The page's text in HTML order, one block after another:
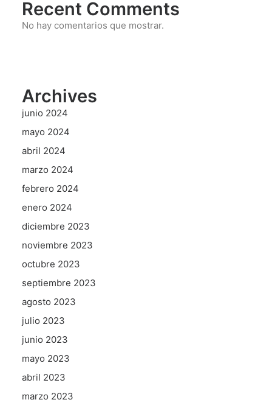
Recent Comments
No hay comentarios que mostrar.
Archives
junio 2024
mayo 2024
abril 2024
marzo 2024
febrero 2024
enero 2024
diciembre 2023
noviembre 2023
octubre 2023
septiembre 2023
agosto 2023
julio 2023
junio 2023
mayo 2023
abril 2023
marzo 2023